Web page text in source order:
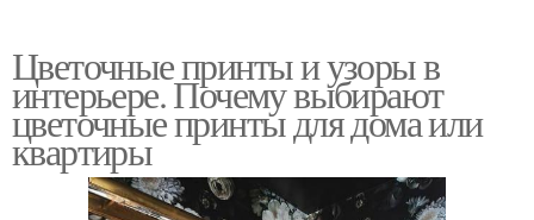
Цветочные принты и узоры в
интерьере. Почему выбирают
цветочные принты для дома или
квартиры